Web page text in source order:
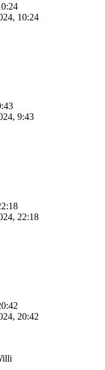
10:24
9:43
22:18
20:42